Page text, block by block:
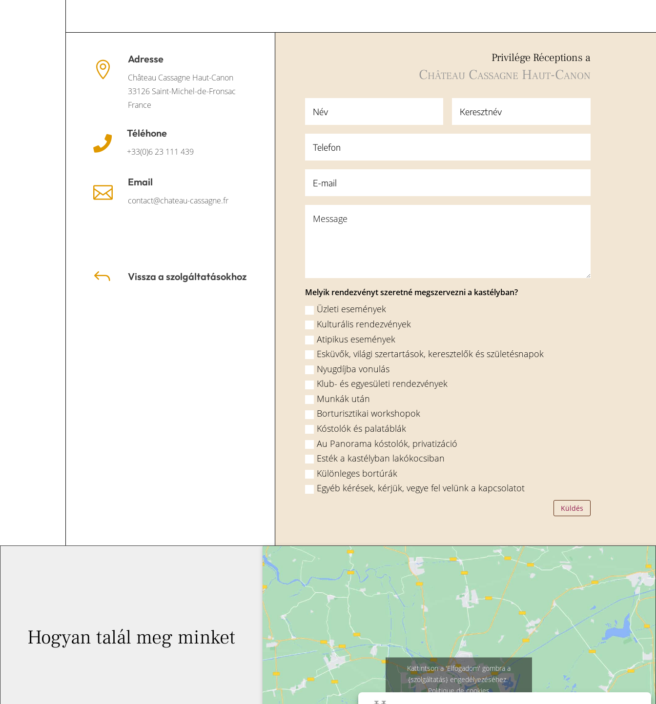

Adresse
Château Cassagne Haut-Canon
33126 Saint-Michel-de-Fronsac
France

Téléhone
+33(0)6 23 111 439

Email
contact@chateau-cassagne.fr
J Vissza a szolgáltatásokhoz
Privilége Réceptions a
Château Cassagne Haut-Canon
Melyik rendezvényt szeretné megszervezni a kastélyban?
Üzleti események
Kulturális rendezvények
Atipikus események
Esküvők, világi szertartások, keresztelők és születésnapok
Nyugdíjba vonulás
Klub- és egyesületi rendezvények
Munkák után
Borturisztikai workshopok
Kóstolók és palatáblák
Au Panorama kóstolók, privatizáció
Esték a kastélyban lakókocsiban
Különleges bortúrák
Egyéb kérések, kérjük, vegye fel velünk a kapcsolatot
Küldés
Hogyan talál meg minket
Kattintson a 'Elfogadom' gombra a
{szolgáltatás} engedélyezéséhez.
Politique de cookies